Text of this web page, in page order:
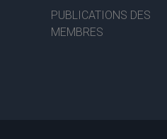
PUBLICATIONS DES
MEMBRES